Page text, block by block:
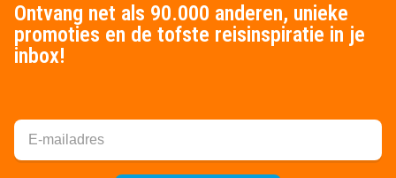
Ontvang net als 90.000 anderen, unieke
promoties en de tofste reisinspiratie in je
inbox!